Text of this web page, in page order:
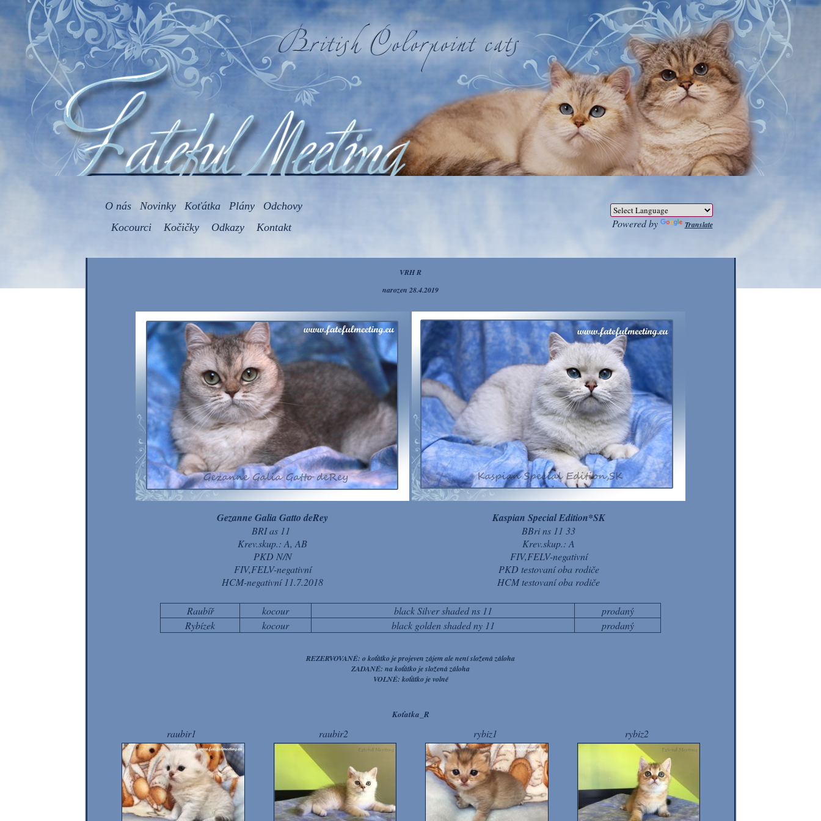
O nás Novinky Koťátka Plány Odchovy
Powered by Translate
Kocourci Kočičky Odkazy Kontakt
VRH R
narozen 28.4.2019
Gezanne Galia Gatto deRey
BRI as 11
Krev.skup.: A, AB
PKD N/N
FIV,FELV-negativní
HCM-negativní 11.7.2018
Kaspian Special Edition*SK
BBri ns 11 33
Krev.skup.: A
FIV,FELV-negativní
PKD testovaní oba rodiče
HCM testovaní oba rodiče
Raubíř kocour black Silver shaded ns 11
prodaný
Rybízek
kocour black golden shaded ny 11 prodaný
REZERVOVANÉ: o koťátko je projeven zájem ale není složená záloha
ZADANÉ: na koťátko je složená záloha
VOLNÉ: koťátko je volné
Koťatka_R
raubir1 raubir2 rybiz1 rybiz2